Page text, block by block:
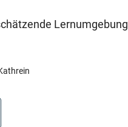
Lernumgebung